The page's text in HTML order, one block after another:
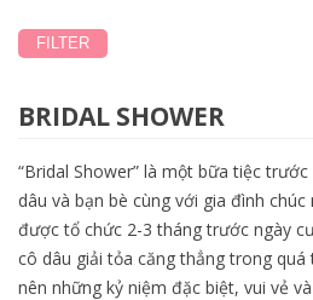
FILTER
BRIDAL SHOWER
“Bridal Shower” là một bữa tiệc
dâu và bạn bè cùng với gia đình
được tổ chức 2-3 tháng trước ngày
cô dâu giải tỏa căng thẳng trong
nên những kỷ niệm đặc biệt, vui vẻ